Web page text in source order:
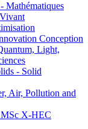
Conception
Light,
- Solid
Air, Pollution and
MSc X-HEC